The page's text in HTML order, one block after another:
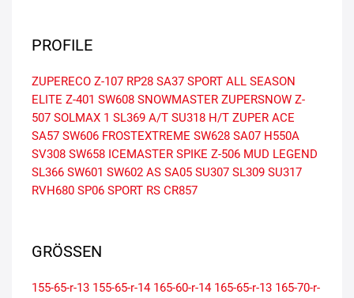
PROFILE
ZUPERECO Z-107 RP28 SA37 SPORT ALL SEASON
ELITE Z-401 SW608 SNOWMASTER ZUPERSNOW Z-
507 SOLMAX 1 SL369 A/T SU318 H/T ZUPER ACE
SA57 SW606 FROSTEXTREME SW628 SA07 H550A
SV308 SW658 ICEMASTER SPIKE Z-506 MUD LEGEND
SL366 SW601 SW602 AS SA05 SU307 SL309 SU317
RVH680 SP06 SPORT RS CR857
GRÖSSEN
155-65-r-13 155-65-r-14 165-60-r-14 165-65-r-13 165-70-r-